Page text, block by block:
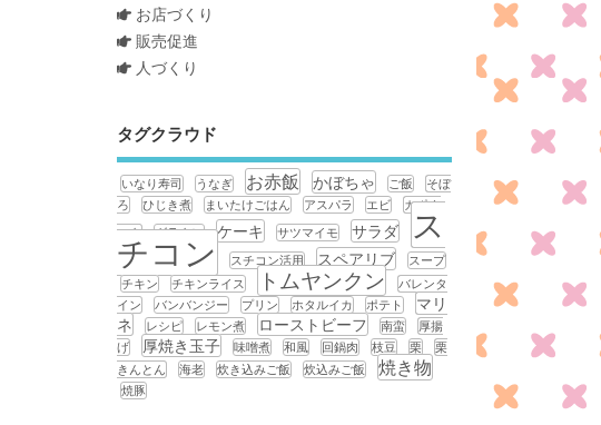
お店づくり
販売促進
人づくり
タグクラウド
いなり寿司 うなぎ お赤飯 かぼちゃ ご飯
そぼ
ろ
ひじき煮 まいたけごはん アスパラ エビ
カポナ
ータ
グラタン ケーキ サツマイモ サラダ ス
チコン スチコン活用 スペアリブ
スープ
チキン
チキンライス トムヤンクン
バレンタ
イン
バンバンジー プリン ホタルイカ ポテト
マリ
ネ
レシピ レモン煮 ローストビーフ 南蛮
厚揚
げ
厚焼き玉子 味噌煮 和風 回鍋肉 枝豆 栗
栗
きんとん
海老 炊き込みご飯 炊込みご飯 焼き物
焼豚